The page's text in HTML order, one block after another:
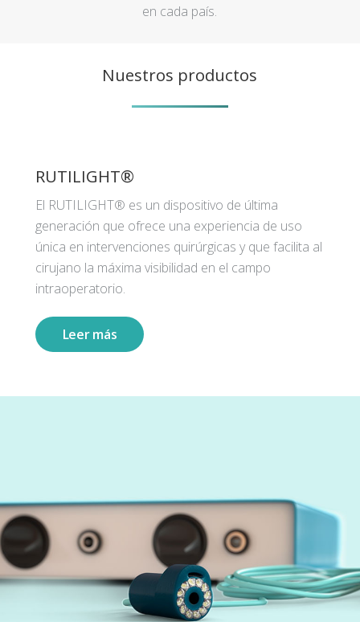
en cada país.
Nuestros productos
RUTILIGHT®
El RUTILIGHT® es un dispositivo de última
generación que ofrece una experiencia de uso
única en intervenciones quirúrgicas y que facilita al
cirujano la máxima visibilidad en el campo
intraoperatorio.
Leer más